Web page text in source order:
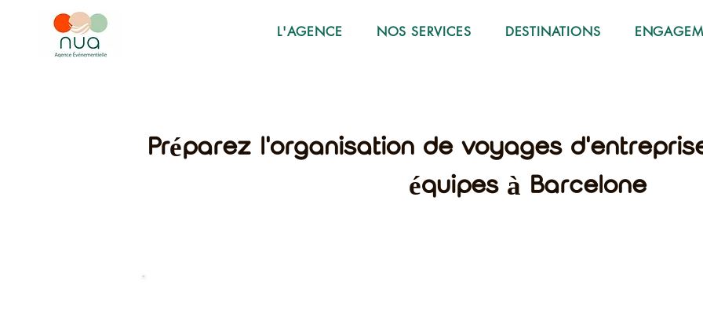
L'AGENCE NOS SERVICES DESTINATIONS
Préparez l'organisation de voyages
équipes à Barcelone